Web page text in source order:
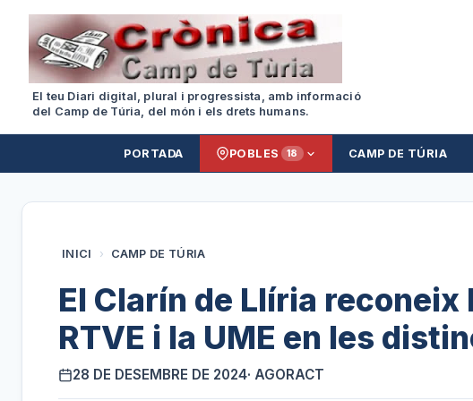
El teu Diari digital, plural i progressista, amb informació
del Camp de Túria, del món i els drets humans.
PORTADA POBLES 18 CAMP DE TÚRIA
INICI › CAMP DE TÚRIA
El Clarín de Llíria
RTVE i la UME en les
28 DE DESEMBRE DE 2024· AGORACT